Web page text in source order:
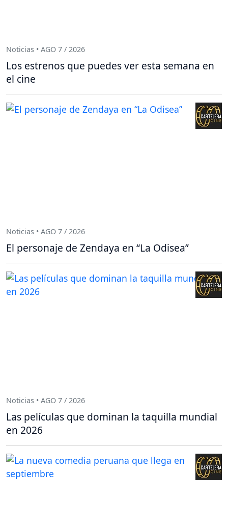
Noticias • AGO 7 / 2026
Los estrenos que puedes ver esta semana en
el cine
Noticias • AGO 7 / 2026
El personaje de Zendaya en “La Odisea”
Noticias • AGO 7 / 2026
Las películas que dominan la taquilla mundial
en 2026